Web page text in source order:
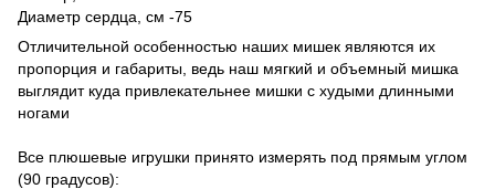
Диаметр сердца, см -75
Отличительной особенностью наших мишек являются их
пропорция и габариты, ведь наш мягкий и объемный мишка
выглядит куда привлекательнее мишки с худыми длинными
ногами
Все плюшевые игрушки принято измерять под прямым углом
(90 градусов):